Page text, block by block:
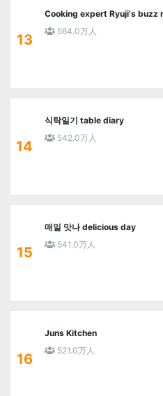
13
Cooking expert Ryuji's buzz
564.0万人
14
식탁일기 table diary
542.0万人
15
매일 맛나 delicious day
541.0万人
16
Juns Kitchen
521.0万人